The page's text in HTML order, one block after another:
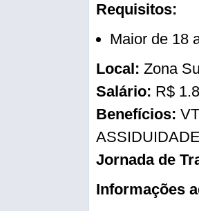
Requisitos:
Maior de 18
Local: Zona
Salário: R$
Benefícios:
Jornada de
Informações